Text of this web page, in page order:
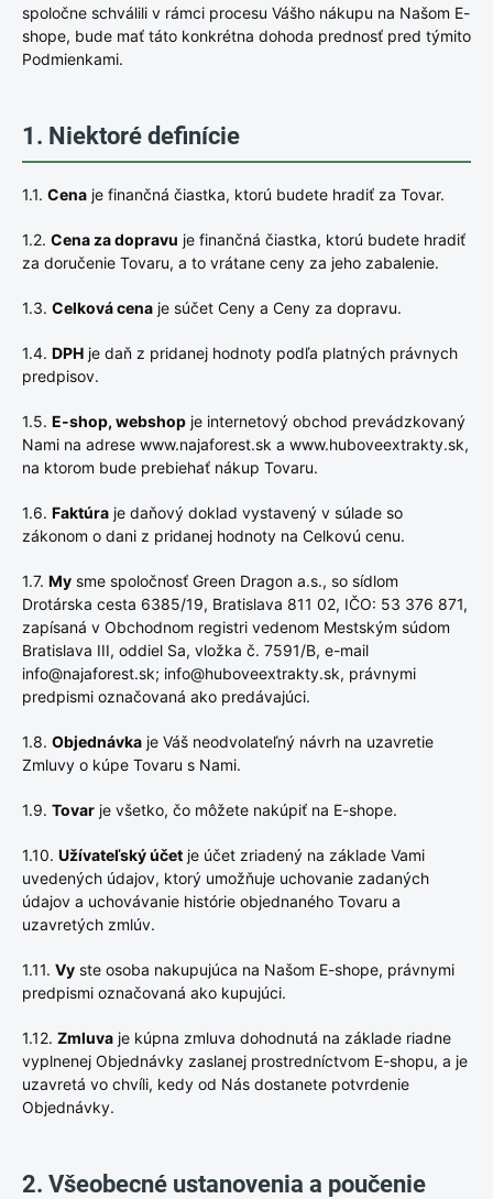
spoločne schválili v rámci procesu Vášho nákupu na Našom E-
shope, bude mať táto konkrétna dohoda prednosť pred týmito
Podmienkami.
1. Niektoré definície
1.1. Cena je finančná čiastka, ktorú budete hradiť za Tovar.
1.2. Cena za dopravu je finančná čiastka, ktorú budete hradiť
za doručenie Tovaru, a to vrátane ceny za jeho zabalenie.
1.3. Celková cena je súčet Ceny a Ceny za dopravu.
1.4. DPH je daň z pridanej hodnoty podľa platných právnych
predpisov.
1.5. E-shop, webshop je internetový obchod prevádzkovaný
Nami na adrese www.najaforest.sk a www.huboveextrakty.sk,
na ktorom bude prebiehať nákup Tovaru.
1.6. Faktúra je daňový doklad vystavený v súlade so
zákonom o dani z pridanej hodnoty na Celkovú cenu.
1.7. My sme spoločnosť Green Dragon a.s., so sídlom
Drotárska cesta 6385/19, Bratislava 811 02, IČO: 53 376 871,
zapísaná v Obchodnom registri vedenom Mestským súdom
Bratislava III, oddiel Sa, vložka č. 7591/B, e-mail
info@najaforest.sk; info@huboveextrakty.sk, právnymi
predpismi označovaná ako predávajúci.
1.8. Objednávka je Váš neodvolateľný návrh na uzavretie
Zmluvy o kúpe Tovaru s Nami.
1.9. Tovar je všetko, čo môžete nakúpiť na E-shope.
1.10. Užívateľský účet je účet zriadený na základe Vami
uvedených údajov, ktorý umožňuje uchovanie zadaných
údajov a uchovávanie histórie objednaného Tovaru a
uzavretých zmlúv.
1.11. Vy ste osoba nakupujúca na Našom E-shope, právnymi
predpismi označovaná ako kupujúci.
1.12. Zmluva je kúpna zmluva dohodnutá na základe riadne
vyplnenej Objednávky zaslanej prostredníctvom E-shopu, a je
uzavretá vo chvíli, kedy od Nás dostanete potvrdenie
Objednávky.
2. Všeobecné ustanovenia a poučenie